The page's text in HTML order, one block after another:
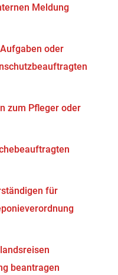
Meldung
oder
zum Pfleger oder
für
beantragen